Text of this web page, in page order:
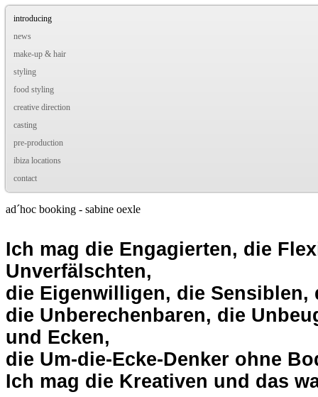
introducing
news
make-up & hair
styling
food styling
creative direction
casting
pre-production
ibiza locations
contact
ad´hoc booking - sabine oexle
Ich mag die Engagierten, die
Unverfälschten,
die Eigenwilligen, die
die Unberechenbaren, die
und Ecken,
die Um-die-Ecke-Denker ohne
Ich mag die Kreativen und das